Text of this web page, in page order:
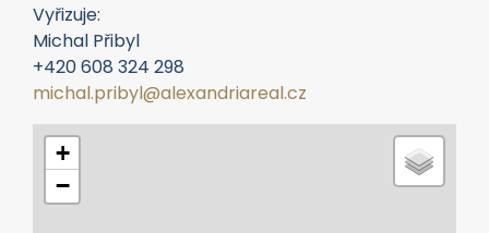
Vyřizuje:
Michal Přibyl
+420 608 324 298
michal.pribyl@alexandriareal.cz
+
−